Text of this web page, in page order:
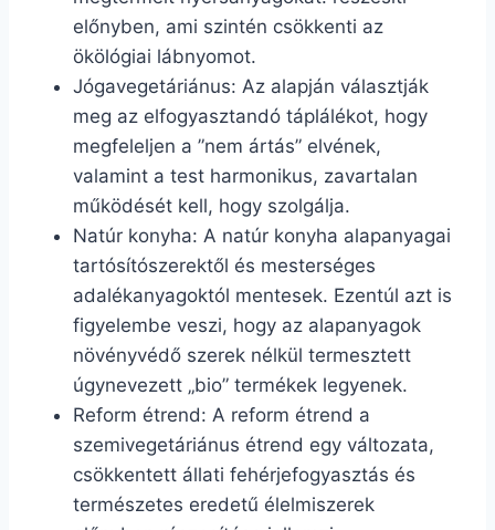
előnyben, ami szintén csökkenti az
ökölógiai lábnyomot.
Jógavegetáriánus: Az alapján választják
meg az elfogyasztandó táplálékot, hogy
megfeleljen a ”nem ártás” elvének,
valamint a test harmonikus, zavartalan
működését kell, hogy szolgálja.
Natúr konyha: A natúr konyha alapanyagai
tartósítószerektől és mesterséges
adalékanyagoktól mentesek. Ezentúl azt is
figyelembe veszi, hogy az alapanyagok
növényvédő szerek nélkül termesztett
úgynevezett „bio” termékek legyenek.
Reform étrend: A reform étrend a
szemivegetáriánus étrend egy változata,
csökkentett állati fehérjefogyasztás és
természetes eredetű élelmiszerek